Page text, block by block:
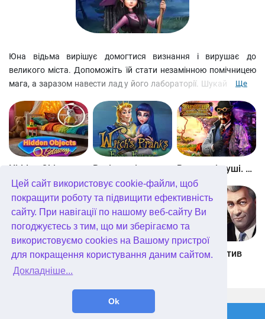
Цей сайт використовує cookie-файли, щоб
покращити роботу та підвищити ефективність
сайту. При навігації по нашому веб-сайту Ви
погоджуєтесь з тим, що ми зберігаємо та
використовуємо cookies на Вашому пристрої
для покращення користування даним сайтом.
Докладніше...
Ok
Юна відьма вирішує домогтися визнання і вирушає до
великого міста. Допоможіть їй стати незамінною помічницею
мага, а заразом навести лад у його лабораторії. Шукайте пари
ремонт у вежі мага, а потім і середньовічному замку. Збирайте
пазли, щоб відкрити новий розділ та нові цікаві пригоди. Повна
версія гри доступна безкоштовно, але у вас є можливість за
бажання придбати бонуси та підказки.
Ще
Вкрадені душі. Кривавий ритуал
Королівство Аурелія. Таємниця отруєного кинджала Crime City Detective WTF Детектив
WellGames.com